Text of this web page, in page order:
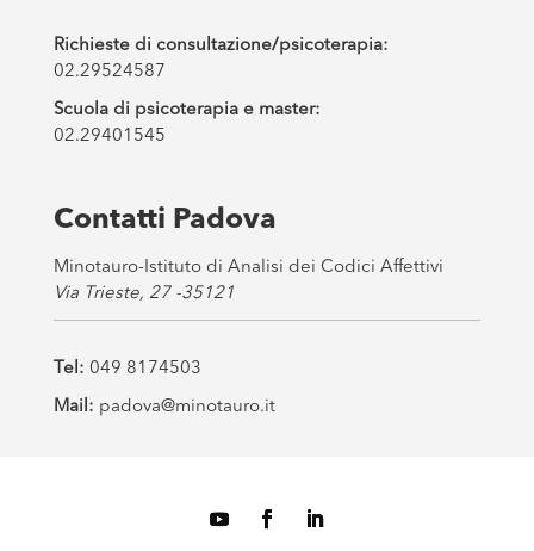
Richieste di consultazione/psicoterapia:
02.29524587
Scuola di psicoterapia e master:
02.29401545
Contatti Padova
Minotauro-Istituto di Analisi dei Codici Affettivi
Via Trieste, 27 -35121
Tel: 049 8174503
Mail: padova@minotauro.it